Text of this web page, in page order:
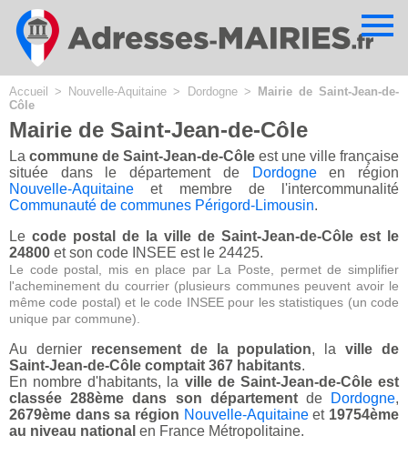
Accueil > Nouvelle-Aquitaine > Dordogne>
Mairie de Saint-Jean-de-
Côle
Mairie de Saint-Jean-de-Côle
La commune de Saint-Jean-de-Côle est une ville française
située dans le département de
Dordogneen région
Nouvelle-Aquitaine et membre de l'intercommunalité
Communauté de communes Périgord-Limousin.
Le code postal de la ville de Saint-Jean-de-Côle est le
24800 et son code INSEE est le 24425.
Le code postal, mis en place par La Poste, permet de simplifier
l'acheminement du courrier (plusieurs communes peuvent avoir le
même code postal) et le code INSEE pour les statistiques (un code
unique par commune).
Au dernier recensement de la population, laville de
Saint-Jean-de-Côle comptait 367 habitants.
En nombre d'habitants, la ville de Saint-Jean-de-Côle est
classée 288ème dans son départementde Dordogne,
2679ème dans sa région Nouvelle-Aquitaineet 19754ème
au niveau national en France Métropolitaine.
Cookies management panel